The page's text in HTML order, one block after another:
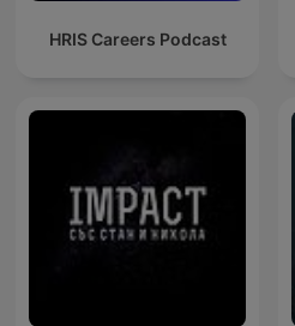
HRIS Careers Podcast